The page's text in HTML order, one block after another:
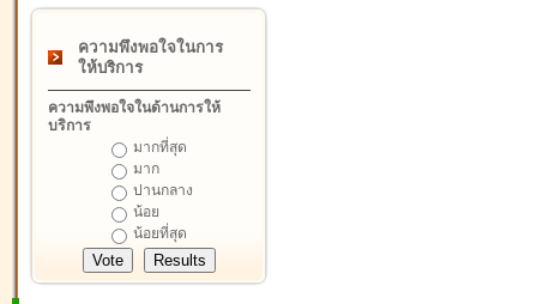
ความพึงพอใจในการ
ให้บริการ
ความพึงพอใจในด้านการให้
บริการ
มากที่สุด
มาก
ปานกลาง
น้อย
น้อยที่สุด